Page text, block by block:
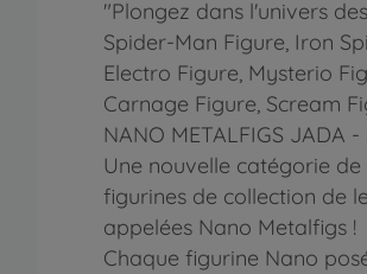
"Plongez dans l'univers
Spider-Man Figure, Iron
Electro Figure, Mysterio
Carnage Figure, Scream
NANO METALFIGS JADA
Une nouvelle catégorie de
figurines de collection de
appelées Nano Metalfigs !
Chaque figurine Nano